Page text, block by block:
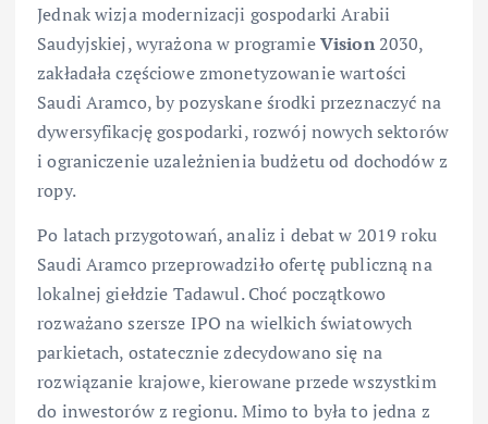
Jednak wizja modernizacji gospodarki Arabii
Saudyjskiej, wyrażona w programieVision2030,
zakładała częściowe zmonetyzowanie wartości
Saudi Aramco, by pozyskane środki przeznaczyć na
dywersyfikację gospodarki, rozwój nowych sektorów
i ograniczenie uzależnienia budżetu od dochodów z
ropy.
Po latach przygotowań, analiz i debat w 2019 roku
Saudi Aramco przeprowadziło ofertę publiczną na
lokalnej giełdzie Tadawul. Choć początkowo
rozważano szersze IPO na wielkich światowych
parkietach, ostatecznie zdecydowano się na
rozwiązanie krajowe, kierowane przede wszystkim
do inwestorów z regionu. Mimo to była to jedna z